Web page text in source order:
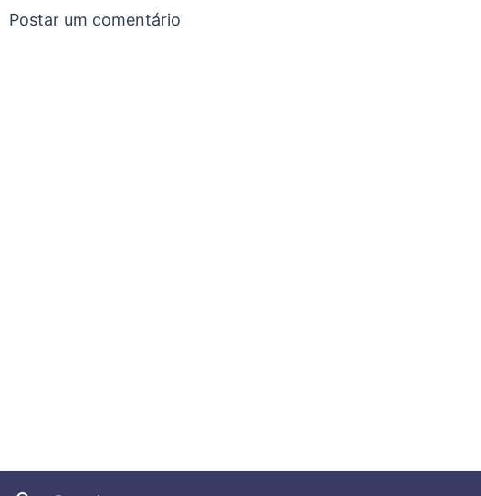
Postar um comentário